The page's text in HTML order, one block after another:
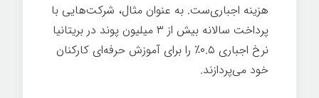
هزینه اجباری‌ست. به عنوان مثال، شرکت‌هایی با
پرداخت سالانه بیش از ۳ میلیون پوند در بریتانیا
نرخ اجباری ۰.۵٪ را برای آموزش حرفه‌ای کارکنان
خود می‌پردازند.